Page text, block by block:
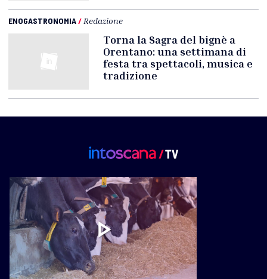
ENOGASTRONOMIA/ Redazione
Torna la Sagra del bignè a
Orentano: una settimana di
festa tra spettacoli, musica e
tradizione